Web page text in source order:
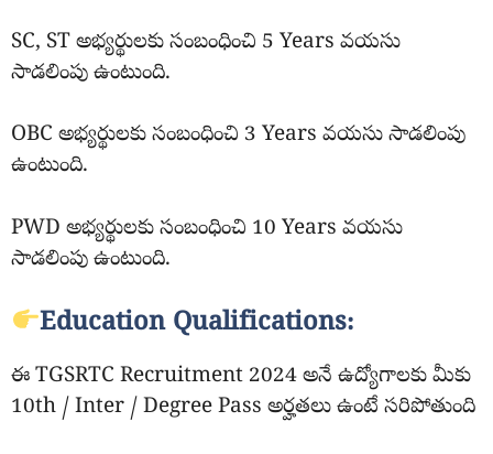
SC, ST అభ్యర్థులకు సంబంధించి 5 Years వయసు
సాడలింపు ఉంటుంది.
OBC అభ్యర్థులకు సంబంధించి 3 Years వయసు సాడలింపు
ఉంటుంది.
PWD అభ్యర్థులకు సంబంధించి 10 Years వయసు
సాడలింపు ఉంటుంది.
Education Qualifications:
ఈ TGSRTC Recruitment 2024 అనే ఉద్యోగాలకు మీకు
10th / Inter / Degree Pass అర్హతలు ఉంటే సరిపోతుంది